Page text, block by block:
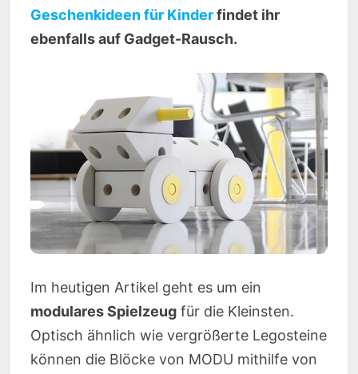
Geschenkideen für Kinderfindet ihr
ebenfalls auf Gadget-Rausch.
Im heutigen Artikel geht es um ein
modulares Spielzeugfür die Kleinsten.
Optisch ähnlich wie vergrößerte Legosteine
können die Blöcke von MODU mithilfe von